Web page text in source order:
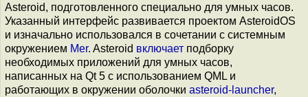
Asteroid, подготовленного специально для умных часов.
Указанный интерфейс развивается проектом AsteroidOS
и изначально использовался в сочетании с системным
окружением Mer. Asteroid включает подборку
необходимых приложений для умных часов,
написанных на Qt 5 с использованием QML и
работающих в окружении оболочки asteroid-launcher,